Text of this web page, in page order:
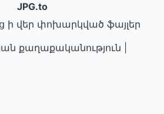
JPG.to
ի վեր փոխարկված ֆայլեր
քաղաքականություն